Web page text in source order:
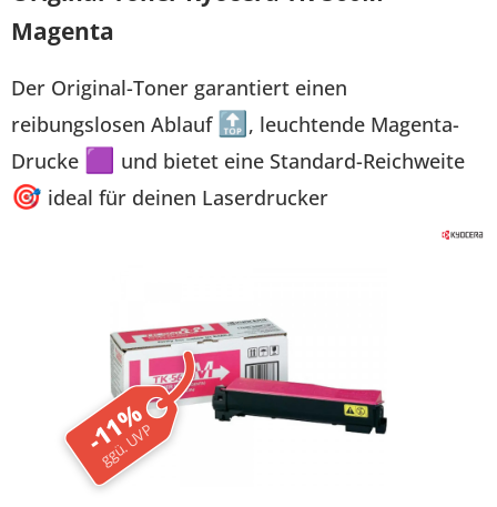
Magenta
Der Original-Toner garantiert einen
reibungslosen Ablauf 🔝 , leuchtende Magenta-
Drucke 🟪
und bietet eine Standard-Reichweite
🎯 ideal für deinen Laserdrucker
-11%
ggü. UVP